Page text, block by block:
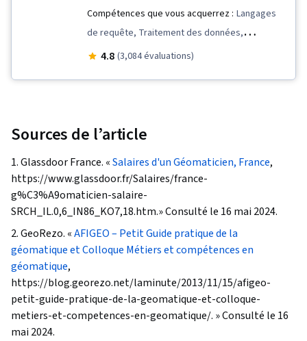
Compétences que vous acquerrez : Langages
de requête, Traitement des données,
Information et technologie géospatiales,
des données spatiales, Maîtrise des données,
quantitative, Accès aux données, Logiciel SIG,
Visualisation interactive des données,
Traitement des données, Manipulation de
Visualisation des données, Analyse d'images,
visuelle, Importation/exportation de données,
Gestion des fichiers, Éléments et principes de
conception, Nettoyage des données, Récit de
4.8 (3,084 évaluations)
Sources de l’article
1. Glassdoor France. «Salaires d'un Géomaticien, France,
https://www.glassdoor.fr/Salaires/france-
g%C3%A9omaticien-salaire-
SRCH_IL.0,6_IN86_KO7,18.htm.» Consulté le 16 mai 2024.
2. GeoRezo. «AFIGEO – Petit Guide pratique de la
géomatique et Colloque Métiers et compétences en
géomatique,
https://blog.georezo.net/laminute/2013/11/15/afigeo-
petit-guide-pratique-de-la-geomatique-et-colloque-
metiers-et-competences-en-geomatique/. » Consulté le 16
mai 2024.